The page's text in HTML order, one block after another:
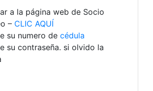
a la página web de Socio
– CLIC AQUÍ
su numero de cédula
su contraseña. si olvido la